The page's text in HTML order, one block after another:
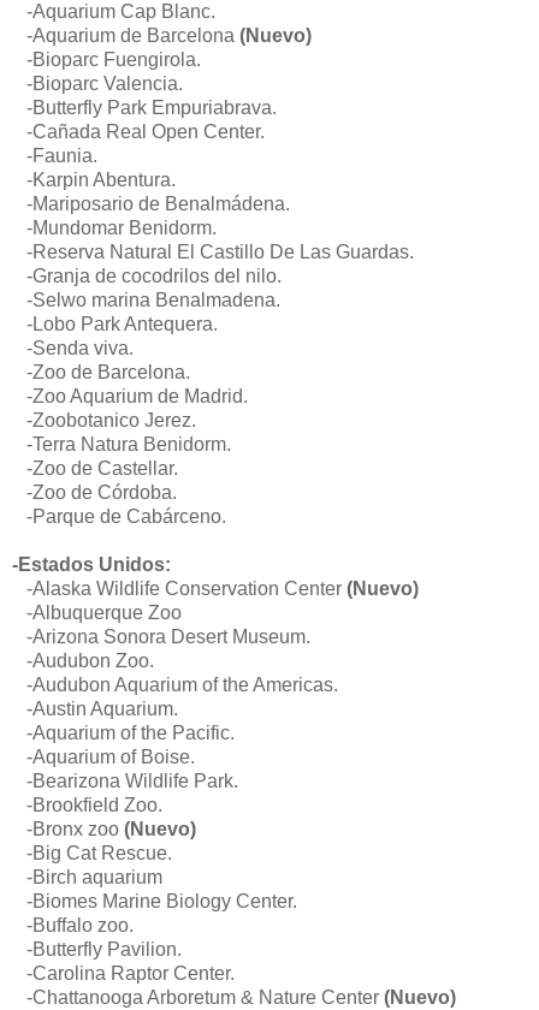
-Aquarium Cap Blanc.
-Aquarium de Barcelona (Nuevo)
-Bioparc Fuengirola.
-Bioparc Valencia.
-Butterfly Park Empuriabrava.
-Cañada Real Open Center.
-Faunia.
-Karpin Abentura.
-Mariposario de Benalmádena.
-Mundomar Benidorm.
-Reserva Natural El Castillo De Las Guardas.
-Granja de cocodrilos del nilo.
-Selwo marina Benalmadena.
-Lobo Park Antequera.
-Senda viva.
-Zoo de Barcelona.
-Zoo Aquarium de Madrid.
-Zoobotanico Jerez.
-Terra Natura Benidorm.
-Zoo de Castellar.
-Zoo de Córdoba.
-Parque de Cabárceno.
-Estados Unidos:
-Alaska Wildlife Conservation Center (Nuevo)
-Albuquerque Zoo
-Arizona Sonora Desert Museum.
-Audubon Zoo.
-Audubon Aquarium of the Americas.
-Austin Aquarium.
-Aquarium of the Pacific.
-Aquarium of Boise.
-Bearizona Wildlife Park.
-Brookfield Zoo.
-Bronx zoo (Nuevo)
-Big Cat Rescue.
-Birch aquarium
-Biomes Marine Biology Center.
-Buffalo zoo.
-Butterfly Pavilion.
-Carolina Raptor Center.
-Chattanooga Arboretum & Nature Center (Nuevo)